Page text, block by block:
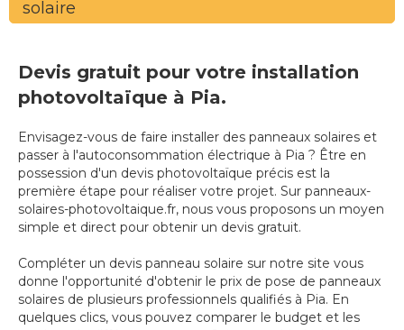
solaire
Devis gratuit pour votre installation
photovoltaïque à Pia.
Envisagez-vous de faire installer des panneaux solaires et
passer à l'autoconsommation électrique à Pia ? Être en
possession d'un devis photovoltaïque précis est la
première étape pour réaliser votre projet. Sur panneaux-
solaires-photovoltaique.fr, nous vous proposons un moyen
simple et direct pour obtenir un devis gratuit.
Compléter un devis panneau solaire sur notre site vous
donne l'opportunité d'obtenir le prix de pose de panneaux
solaires de plusieurs professionnels qualifiés à Pia. En
quelques clics, vous pouvez comparer le budget et les